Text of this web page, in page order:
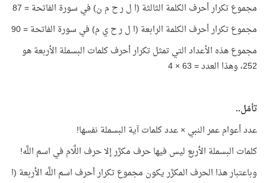
مجموع تكرار أحرف الكلمة الثالثة (ا ل ر ح م ن) في سورة الفاتحة = 87
مجموع تكرار أحرف الكلمة الرابعة (ا ل ر ح ي م) في سورة الفاتحة = 90
مجموع هذه الأعداد التي تمثل تكرار أحرف كلمات البسملة الأربعة هو
252، وهذا العدد = 63 × 4
تأمّل..
عدد أعوام عمر النبي × عدد كلمات آية البسملة نفسها!
كلمات البسملة الأربع ليس فيها حرف مكرَّر إلا حرف اللَّام في اسم اللَّه!
وباعتبار هذا الحرف المكرَّر يكون مجموع تكرار أحرف اسم اللَّه الأربعة (ا